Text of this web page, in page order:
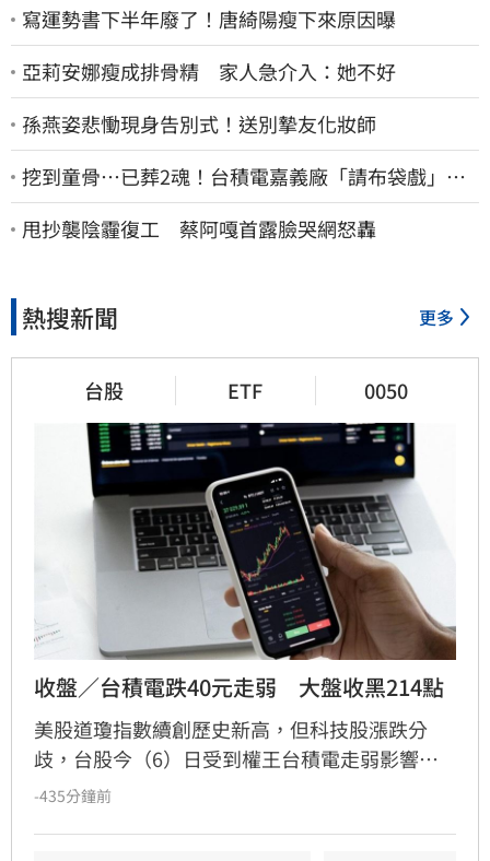
寫運勢書下半年廢了！唐綺陽瘦下來原因曝
亞莉安娜瘦成排骨精 家人急介入：她不好
孫燕姿悲慟現身告別式！送別摯友化妝師
挖到童骨…已葬2魂！台積電嘉義廠「請布袋戲」原
因曝
甩抄襲陰霾復工 蔡阿嘎首露臉哭網怒轟
熱搜新聞 更多
台股 ETF 0050
收盤／台積電跌40元走弱　大盤收黑214點
美股道瓊指數續創歷史新高，但科技股漲跌分
歧，台股今（6）日受到權王台積電走弱影響，
加權指數終場下跌214.90點，收在44,396.70
-435分鐘前